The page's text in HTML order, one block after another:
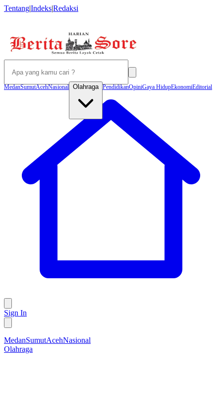
Tentang|Indeks|Redaksi
MedanSumutAcehNasional Olahraga PendidikanOpiniGaya HidupEkonomiEditorial
Sign In
MedanSumutAcehNasional
Olahraga